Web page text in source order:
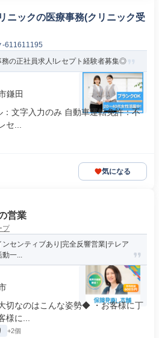
ニックの医療事務(クリニック受
-611611195
務の正社員求人!レセプト経験者募集◎
鎌田
文字入力のみ 自動車運転免許：不
セ...
気になる
営業
プ
ンセンティブあり|完全反響営業|テレア
動一...
切なのはこんな姿勢◆ ・お客様に丁
様に...
+2個